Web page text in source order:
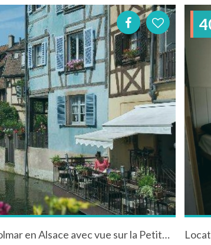
Appartement La maison bleue à Colmar en Alsace avec vue sur la Petite Venise